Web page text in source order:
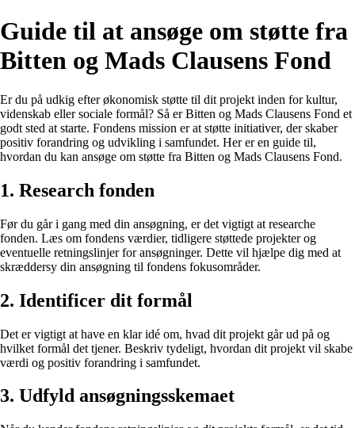
Guide til at ansøge om støtte fra
Bitten og Mads Clausens Fond
Er du på udkig efter økonomisk støtte til dit projekt inden for kultur,
videnskab eller sociale formål? Så er Bitten og Mads Clausens Fond et
godt sted at starte. Fondens mission er at støtte initiativer, der skaber
positiv forandring og udvikling i samfundet. Her er en guide til,
hvordan du kan ansøge om støtte fra Bitten og Mads Clausens Fond.
1. Research fonden
Før du går i gang med din ansøgning, er det vigtigt at researche
fonden. Læs om fondens værdier, tidligere støttede projekter og
eventuelle retningslinjer for ansøgninger. Dette vil hjælpe dig med at
skræddersy din ansøgning til fondens fokusområder.
2. Identificer dit formål
Det er vigtigt at have en klar idé om, hvad dit projekt går ud på og
hvilket formål det tjener. Beskriv tydeligt, hvordan dit projekt vil skabe
værdi og positiv forandring i samfundet.
3. Udfyld ansøgningsskemaet